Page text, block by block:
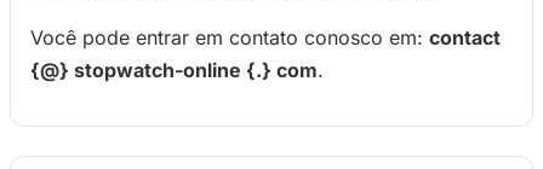
Você pode entrar em contato conosco em: contact
{@} stopwatch-online {.} com.